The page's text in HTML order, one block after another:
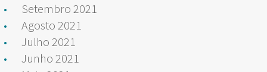
Setembro 2021
Agosto 2021
Julho 2021
Junho 2021